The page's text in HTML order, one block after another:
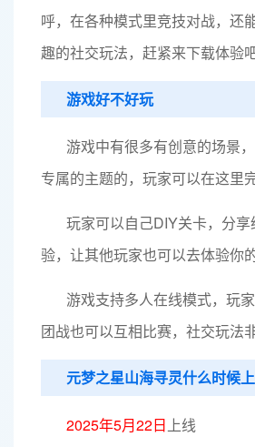
呼，在各种模式里竞技对战，还
趣的社交玩法，赶紧来下载体验吧
游戏好不好玩
游戏中有很多有创意的场景
专属的主题的，玩家可以在这里
玩家可以自己DIY关卡，分
验，让其他玩家也可以去体验你
游戏支持多人在线模式，玩
团战也可以互相比赛，社交玩法
元梦之星山海寻灵什么时候
2025年5月22日 上线